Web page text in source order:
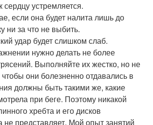
сердцу устремляется.
если она будет налита лишь до
ни за что не выбить.
удар будет слишком слаб.
нужно делать не более
Выполняйте их жестко, но не
чтобы они болезненно отдавались в
должны быть такими же, какие
при беге. Поэтому никакой
хребта и его дисков
не представляет. Мой опыт занятий